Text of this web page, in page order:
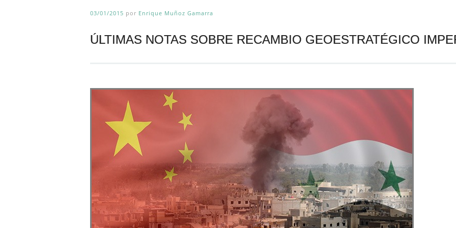
03/01/2015 por Enrique Muñoz Gamarra
ÚLTIMAS NOTAS SOBRE RECAMBIO GEOESTRATÉGICO